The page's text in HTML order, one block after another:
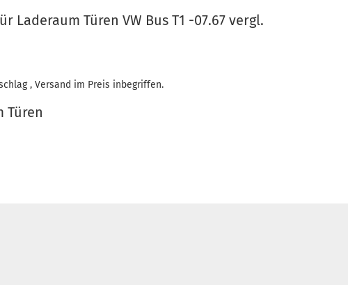
Türen VW Bus T1 -07.67 vergl.
, Versand im Preis inbegriffen.
Türen